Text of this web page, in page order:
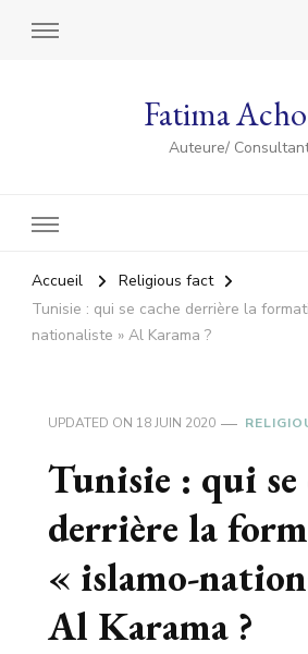
Fatima
Auteure/
Accueil
Religious fact
Tunisie : qui se cache derrière la
nationaliste » Al Karama ?
UPDATED ON 18 JUIN 2020
Tunisie : qui se
derrière la
« islamo-
Al Karama ?